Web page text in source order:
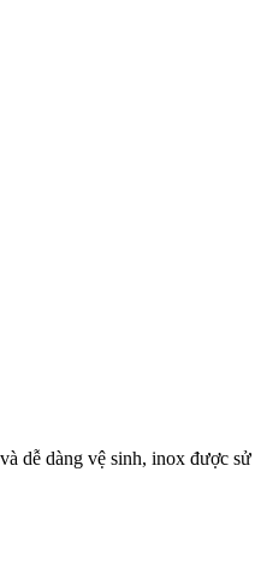
dễ dàng vệ sinh, inox được